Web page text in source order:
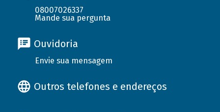
08007026337
Mande sua pergunta
Ouvidoria
Envie sua mensagem
Outros telefones e endereços